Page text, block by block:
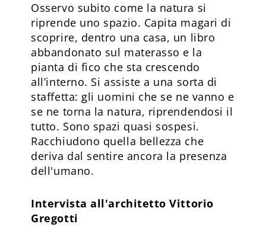
Osservo subito come la natura si
riprende uno spazio. Capita magari di
scoprire, dentro una casa, un libro
abbandonato sul materasso e la
pianta di fico che sta crescendo
all’interno. Si assiste a una sorta di
staffetta: gli uomini che se ne vanno e
se ne torna la natura, riprendendosi il
tutto. Sono spazi quasi sospesi.
Racchiudono quella bellezza che
deriva dal sentire ancora la presenza
dell'umano.
Intervista all'architetto Vittorio
Gregotti